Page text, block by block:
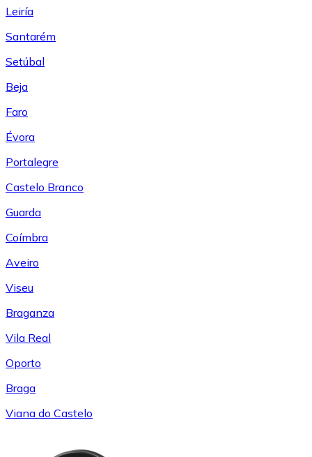
Leiría
Santarém
Setúbal
Beja
Faro
Évora
Portalegre
Castelo Branco
Guarda
Coímbra
Aveiro
Viseu
Braganza
Vila Real
Oporto
Braga
Viana do Castelo